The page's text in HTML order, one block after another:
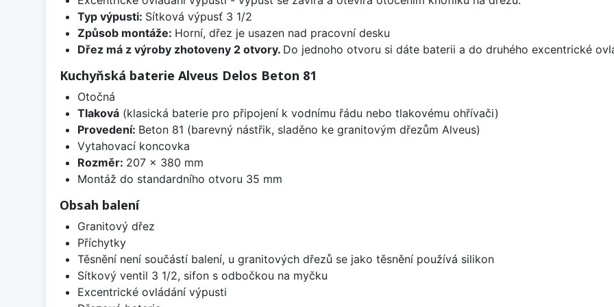
Typ výpusti: Sítková výpusť 3 1/2
Způsob montáže: Horní, dřez je usazen nad pracovní desku
Dřez má z výroby zhotoveny 2 otvory. Do jednoho otvoru si dáte baterii a do druhého excentrické
Kuchyňská baterie Alveus Delos Beton 81
Otočná
Tlaková(klasická baterie pro připojení k vodnímu řádu nebo tlakovému ohřívači)
Provedení: Beton 81 (barevný nástřik, sladěno ke granitovým dřezům Alveus)
Vytahovací koncovka
Rozměr: 207 x 380 mm
Montáž do standardního otvoru 35 mm
Obsah balení
Granitový dřez
Příchytky
Těsnění není součástí balení, u granitových dřezů se jako těsnění používá silikon
Sítkový ventil 3 1/2, sifon s odbočkou na myčku
Excentrické ovládání výpusti